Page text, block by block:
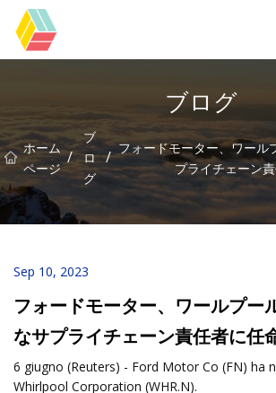
ブログ
ホーム
ページ
/
ブ
ロ
グ
/ フォードモーター、ワール
プライチェーン
Sep 10, 2023
フォードモーター、ワールプー
なサプライチェーン責任者に任
6 giugno (Reuters) - Ford Motor Co (FN) ha
Whirlpool Corporation (WHR.N).